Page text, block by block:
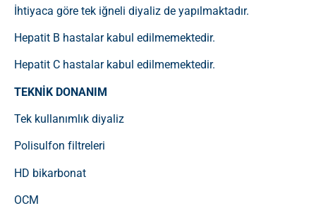
İhtiyaca göre tek iğneli diyaliz de yapılmaktadır.
Hepatit B hastalar kabul edilmemektedir.
Hepatit C hastalar kabul edilmemektedir.
TEKNİK DONANIM
Tek kullanımlık diyaliz
Polisulfon filtreleri
HD bikarbonat
OCM